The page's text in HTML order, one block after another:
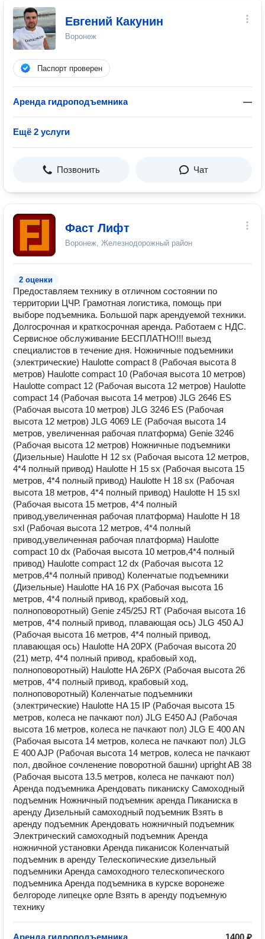
Евгений Какунин
Воронеж
Паспорт проверен
Аренда гидроподъемника —
Ещё 2 услуги
Позвонить Чат
Фаст Лифт
Воронеж, Железнодорожный район
2 оценки
Предоставляем технику в отличном состоянии по
территории ЦЧР. Грамотная логистика, помощь при
выборе подъемника. Большой парк арендуемой техники.
Долгосрочная и краткосрочная аренда. Работаем с НДС.
Сервисное обслуживание БЕСПЛАТНО!!! выезд
специалистов в течение дня. Ножничные подъемники
(электрические) Haulotte compact 8 (Рабочая высота 8
метров) Haulotte compact 10 (Рабочая высота 10 метров)
Haulotte compact 12 (Рабочая высота 12 метров) Haulotte
compact 14 (Рабочая высота 14 метров) JLG 2646 ES
(Рабочая высота 10 метров) JLG 3246 ES (Рабочая
высота 12 метров) JLG 4069 LE (Рабочая высота 14
метров, увеличенная рабочая платформа) Genie 3246
(Рабочая высота 12 метров) Ножничные подъемники
(Дизельные) Haulotte H 12 sx (Рабочая высота 12 метров,
4*4 полный привод) Haulotte H 15 sx (Рабочая высота 15
метров, 4*4 полный привод) Haulotte H 18 sx (Рабочая
высота 18 метров, 4*4 полный привод) Haulotte H 15 sxl
(Рабочая высота 15 метров, 4*4 полный
привод,увеличенная рабочая платформа) Haulotte H 18
sxl (Рабочая высота 12 метров, 4*4 полный
привод,увеличенная рабочая платформа) Haulotte
compact 10 dx (Рабочая высота 10 метров,4*4 полный
привод) Haulotte compact 12 dx (Рабочая высота 12
метров,4*4 полный привод) Коленчатые подъемники
(Дизельные) Haulotte HA 16 PX (Рабочая высота 16
метров, 4*4 полный привод, крабовый ход,
полноповоротный) Genie z45/25J RT (Рабочая высота 16
метров, 4*4 полный привод, плавающая ось) JLG 450 AJ
(Рабочая высота 16 метров, 4*4 полный привод,
плавающая ось) Haulotte HA 20PX (Рабочая высота 20
(21) метр, 4*4 полный привод, крабовый ход,
полноповоротный) Haulotte HA 26PX (Рабочая высота 26
метров, 4*4 полный привод, крабовый ход,
полноповоротный) Коленчатые подъемники
(электрические) Haulotte HA 15 IP (Рабочая высота 15
метров, колеса не пачкают пол) JLG E450 AJ (Рабочая
высота 16 метров, колеса не пачкают пол) JLG E 400 AN
(Рабочая высота 14 метров, колеса не пачкают пол) JLG
E 400 AJP (Рабочая высота 14 метров, колеса не пачкают
пол, двойное сочленение поворотной башни) upright AB 38
(Рабочая высота 13.5 метров, колеса не пачкают пол)
Аренда подъемника Арендовать пиканиску Самоходный
подъемник Ножничный подъемник аренда Пиканиска в
аренду Дизельный самоходный подъемник Взять в
аренду подъемник Арендовать ножничный подъемник
Электрический самоходный подъемник Аренда
ножничной установки Аренда пиканисок Коленчатый
подъемник в аренду Телескопические дизельный
подъемники Аренда самоходного телескопического
подъемника Аренда подъемника в курске воронеже
белгороде липецке орле Взять в аренду подъемную
технику
Аренда гидроподъемника 1400 ₽